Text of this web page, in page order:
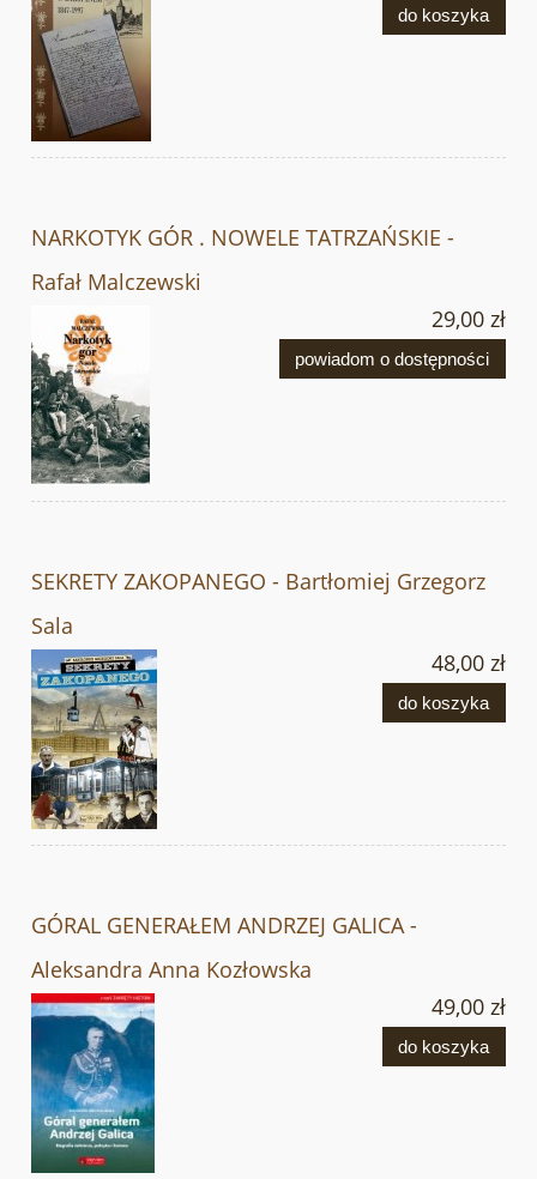
do koszyka
NARKOTYK GÓR . NOWELE TATRZAŃSKIE -
Rafał Malczewski
29,00 zł
powiadom o dostępności
SEKRETY ZAKOPANEGO - Bartłomiej Grzegorz
Sala
48,00 zł
do koszyka
GÓRAL GENERAŁEM ANDRZEJ GALICA -
Aleksandra Anna Kozłowska
49,00 zł
do koszyka